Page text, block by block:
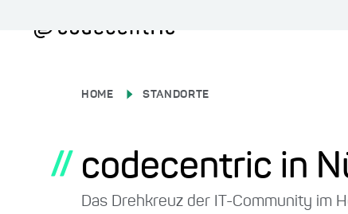
HOME STANDORTE
// codecentric in
Das Drehkreuz der IT-Community im